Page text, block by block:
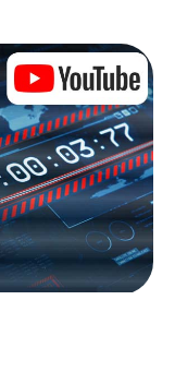
jezelf binnen een
deze
heel Radom jouw
voor jouw
en toegang tot
toegang tot onze
interactieve
in de actie
vijandige
schurk naar je toe.
In
jouw daden